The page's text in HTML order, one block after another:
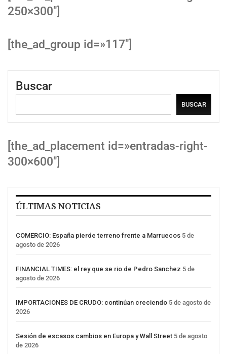
250×300″]
[the_ad_group id=»117″]
Buscar
BUSCAR
[the_ad_placement id=»entradas-right-
300×600″]
ÚLTIMAS NOTICIAS
COMERCIO: España pierde terreno frente a Marruecos 5 de
agosto de 2026
FINANCIAL TIMES: el rey que se rio de Pedro Sanchez 5 de
agosto de 2026
IMPORTACIONES DE CRUDO: continúan creciendo 5 de agosto de
2026
Sesión de escasos cambios en Europa y Wall Street 5 de agosto
de 2026